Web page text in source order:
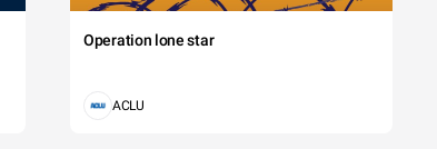
Operation lone star
ACLU